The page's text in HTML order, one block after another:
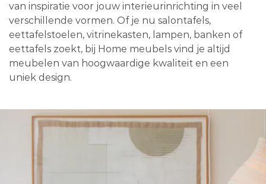
van inspiratie voor jouw interieurinrichting in veel
verschillende vormen. Of je nu salontafels,
eettafelstoelen, vitrinekasten, lampen, banken of
eettafels zoekt, bij Home meubels vind je altijd
meubelen van hoogwaardige kwaliteit en een
uniek design.